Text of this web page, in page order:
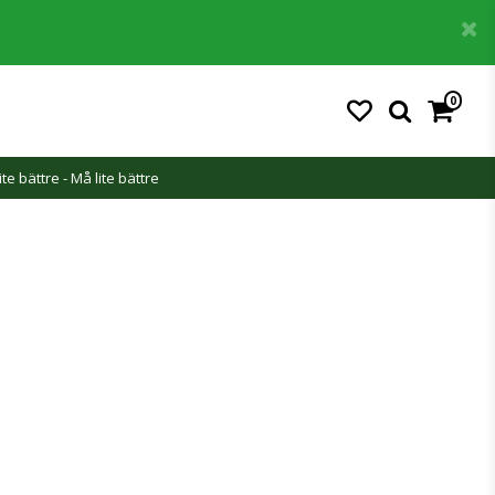
0
bättre - Må lite bättre